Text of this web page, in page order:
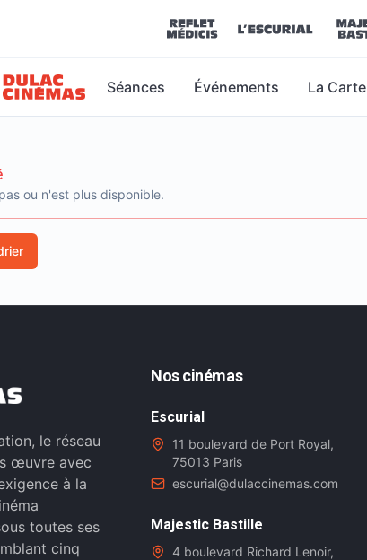
Séances Événements La Carte
ou n'est plus disponible.
le réseau
œuvre avec
à la
toutes ses
cinq
Nos cinémas
Escurial
11 boulevard de Port Royal,
75013 Paris
escurial@dulaccinemas.com
Majestic Bastille
4 boulevard Richard Lenoir,